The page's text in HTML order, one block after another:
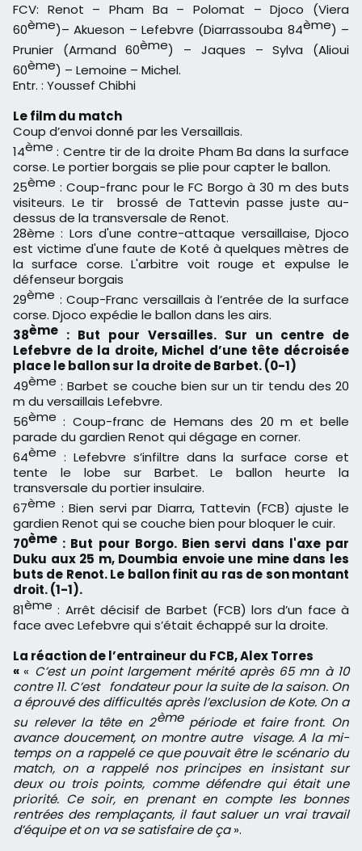
FCV: Renot – Pham Ba – Polomat – Djoco (Viera
60ème)– Akueson – Lefebvre (Diarrassouba 84ème) –
Prunier (Armand 60ème) – Jaques – Sylva (Alioui
60ème) – Lemoine – Michel.
Entr. : Youssef Chibhi
Le film du match
Coup d’envoi donné par les Versaillais.
14ème : Centre tir de la droite Pham Ba dans la surface
corse. Le portier borgais se plie pour capter le ballon.
25ème : Coup-franc pour le FC Borgo à 30 m des buts
visiteurs. Le tir brossé de Tattevin passe juste au-
dessus de la transversale de Renot.
28ème : Lors d'une contre-attaque versaillaise, Djoco
est victime d'une faute de Koté à quelques mètres de
la surface corse. L'arbitre voit rouge et expulse le
défenseur borgais
29ème : Coup-Franc versaillais à l’entrée de la surface
corse. Djoco expédie le ballon dans les airs.
38ème : But pour Versailles. Sur un centre de
Lefebvre de la droite, Michel d’une tête décroisée
place le ballon sur la droite de Barbet. (0-1)
49ème : Barbet se couche bien sur un tir tendu des 20
m du versaillais Lefebvre.
56ème : Coup-franc de Hemans des 20 m et belle
parade du gardien Renot qui dégage en corner.
64ème : Lefebvre s’infiltre dans la surface corse et
tente le lobe sur Barbet. Le ballon heurte la
transversale du portier insulaire.
67ème : Bien servi par Diarra, Tattevin (FCB) ajuste le
gardien Renot qui se couche bien pour bloquer le cuir.
70ème : But pour Borgo. Bien servi dans l'axe par
Duku aux 25 m, Doumbia envoie une mine dans les
buts de Renot. Le ballon finit au ras de son montant
droit. (1-1).
81ème : Arrêt décisif de Barbet (FCB) lors d’un face à
face avec Lefebvre qui s’était échappé sur la droite.
La réaction de l’entraineur du FCB, Alex Torres
«« C’est un point largement mérité après 65 mn à 10
contre 11. C’est fondateur pour la suite de la saison. On
a éprouvé des difficultés après l’exclusion de Kote. On a
su relever la tête en 2èmepériode et faire front. On
avance doucement, on montre autre visage. A la mi-
temps on a rappelé ce que pouvait être le scénario du
match, on a rappelé nos principes en insistant sur
deux ou trois points, comme défendre qui était une
priorité. Ce soir, en prenant en compte les bonnes
rentrées des remplaçants, il faut saluer un vrai travail
d’équipe et on va se satisfaire de ça».